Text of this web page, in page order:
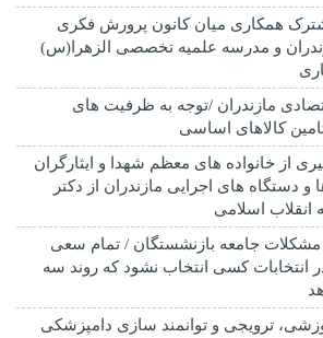
همکاری میان کانون پرورش فکری
و مدرسه علمیه تخصصی الزهرا(س)
مازندران /توجه به ظرفیت های
کالاهای اساسی
از خانواده های معظم شهدا و ایثارگران
و دستگاه های اجرایی مازندران از دکتر
انقلاب اسلامی
مشکلات جامعه بازنشستگان / تمام سعی
انتخابات کسی انتخاب نشود که روند سه
دوره آموزشی، ترویجی و توانمند سازی دامپزشکی